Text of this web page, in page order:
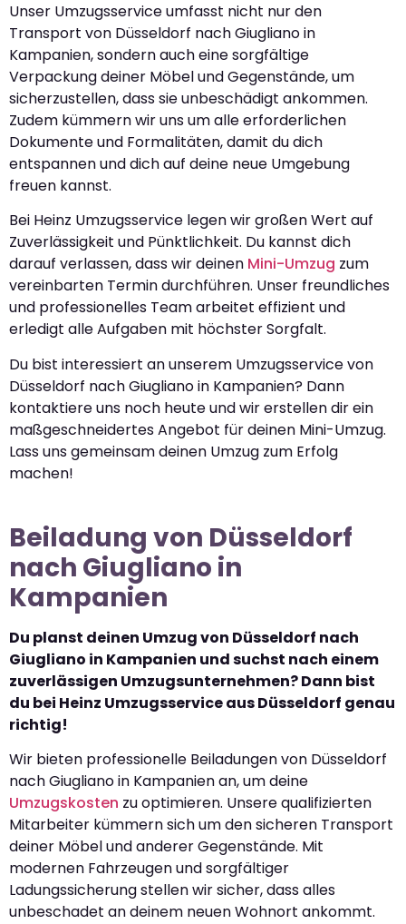
Unser Umzugsservice umfasst nicht nur den
Transport von Düsseldorf nach Giugliano in
Kampanien, sondern auch eine sorgfältige
Verpackung deiner Möbel und Gegenstände, um
sicherzustellen, dass sie unbeschädigt ankommen.
Zudem kümmern wir uns um alle erforderlichen
Dokumente und Formalitäten, damit du dich
entspannen und dich auf deine neue Umgebung
freuen kannst.
Bei Heinz Umzugsservice legen wir großen Wert auf
Zuverlässigkeit und Pünktlichkeit. Du kannst dich
darauf verlassen, dass wir deinen Mini-Umzug zum
vereinbarten Termin durchführen. Unser freundliches
und professionelles Team arbeitet effizient und
erledigt alle Aufgaben mit höchster Sorgfalt.
Du bist interessiert an unserem Umzugsservice von
Düsseldorf nach Giugliano in Kampanien? Dann
kontaktiere uns noch heute und wir erstellen dir ein
maßgeschneidertes Angebot für deinen Mini-Umzug.
Lass uns gemeinsam deinen Umzug zum Erfolg
machen!
Beiladung von Düsseldorf
nach Giugliano in
Kampanien
Du planst deinen Umzug von Düsseldorf nach
Giugliano in Kampanien und suchst nach einem
zuverlässigen Umzugsunternehmen? Dann bist
du bei Heinz Umzugsservice aus Düsseldorf genau
richtig!
Wir bieten professionelle Beiladungen von Düsseldorf
nach Giugliano in Kampanien an, um deine
Umzugskosten zu optimieren. Unsere qualifizierten
Mitarbeiter kümmern sich um den sicheren Transport
deiner Möbel und anderer Gegenstände. Mit
modernen Fahrzeugen und sorgfältiger
Ladungssicherung stellen wir sicher, dass alles
unbeschadet an deinem neuen Wohnort ankommt.